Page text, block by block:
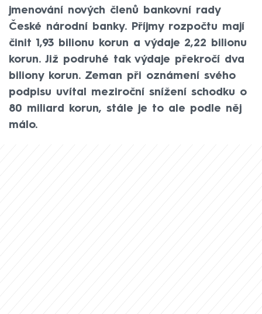
jmenování nových členů bankovní rady
České národní banky. Příjmy rozpočtu mají
činit 1,93 bilionu korun a výdaje 2,22 bilionu
korun. Již podruhé tak výdaje překročí dva
biliony korun. Zeman při oznámení svého
podpisu uvítal meziroční snížení schodku o
80 miliard korun, stále je to ale podle něj
málo.